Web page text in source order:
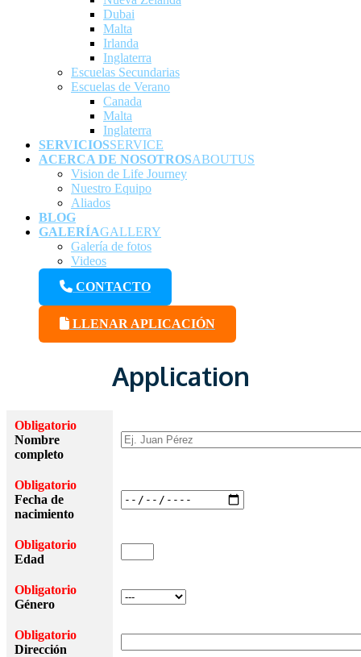
Dubai
Malta
Irlanda
Inglaterra
Escuelas Secundarias
Escuelas de Verano
Canada
Malta
Inglaterra
SERVICIOSSERVICE
ACERCA DE NOSOTROSABOUTUS
Vision de Life Journey
Nuestro Equipo
Aliados
BLOG
GALERÍAGALLERY
Galería de fotos
Videos
CONTACTO
LLENAR APLICACIÓN
Application
Obligatorio
Nombre
completo
Obligatorio
Fecha de
nacimiento
Obligatorio
Edad
Obligatorio
Género
Obligatorio
Dirección